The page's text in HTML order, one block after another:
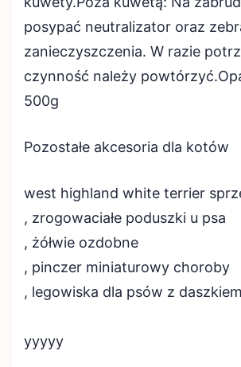
posypać neutralizator oraz
zanieczyszczenia. W razie
czynność należy
500g
Pozostałe akcesoria dla kotów
west highland white terrier
, zrogowaciałe poduszki u psa
, żółwie ozdobne
, pinczer miniaturowy choroby
, legowiska dla psów z daszkiem
yyyyy